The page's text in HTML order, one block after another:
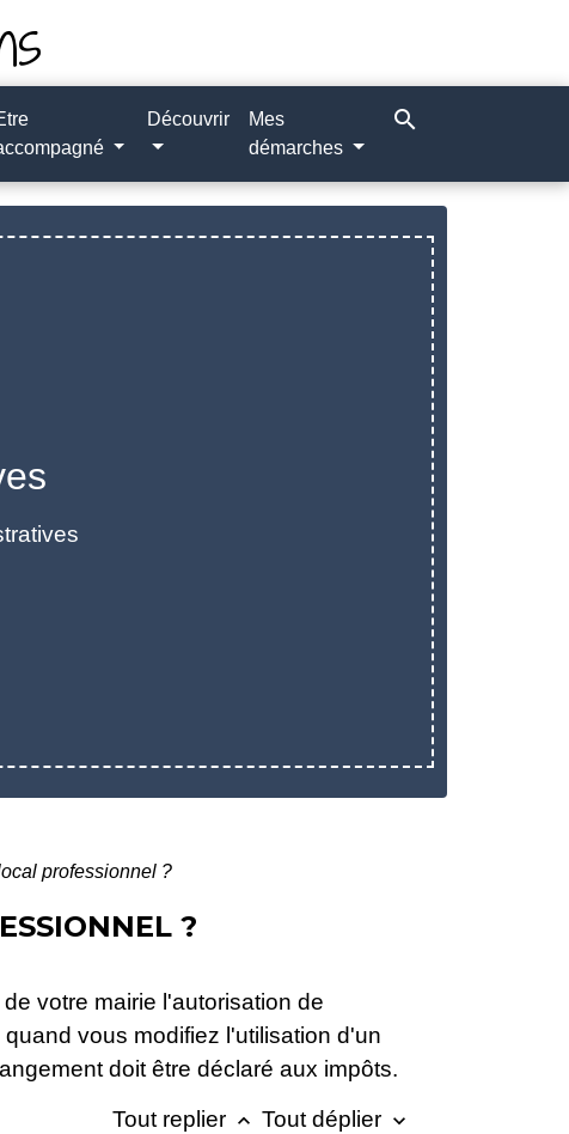
Découvrir
Mes
démarches
search
professionnel ?
?
votre mairie l'autorisation de
vous modifiez l'utilisation d'un
doit être déclaré aux impôts.
Tout replier keyboard_arrow_up Tout déplier keyboard_arrow_down